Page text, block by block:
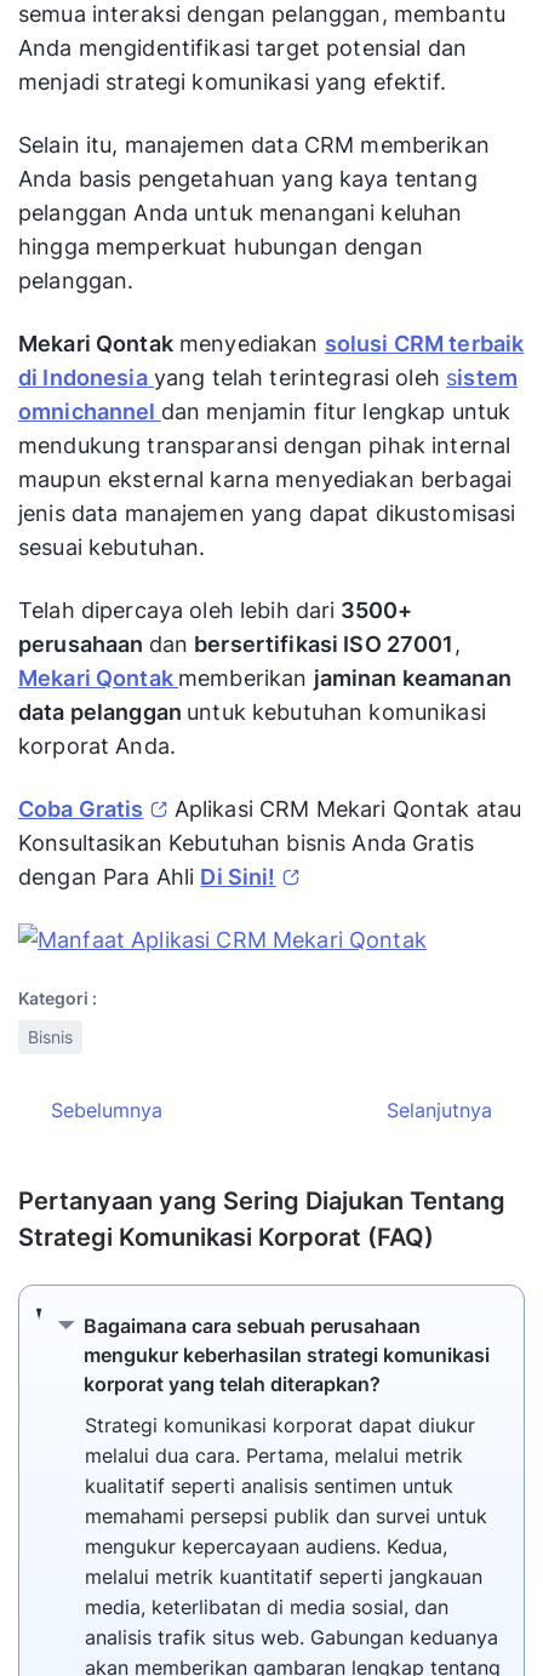
semua interaksi dengan pelanggan, membantu
Anda mengidentifikasi target potensial dan
menjadi strategi komunikasi yang efektif.
Selain itu, manajemen data CRM memberikan
Anda basis pengetahuan yang kaya tentang
pelanggan Anda untuk menangani keluhan
hingga memperkuat hubungan dengan
pelanggan.
Mekari Qontakmenyediakan solusi CRM terbaik
di Indonesia yang telah terintegrasi oleh sistem
omnichannel dan menjamin fitur lengkap untuk
mendukung transparansi dengan pihak internal
maupun eksternal karna menyediakan berbagai
jenis data manajemen yang dapat dikustomisasi
sesuai kebutuhan.
Telah dipercaya oleh lebih dari 3500+
perusahaan dan bersertifikasi ISO 27001 ,
Mekari Qontak memberikan jaminan keamanan
data pelanggan untuk kebutuhan komunikasi
korporat Anda.
Coba Gratis
Aplikasi CRM Mekari Qontak atau
Konsultasikan Kebutuhan bisnis Anda Gratis
dengan Para Ahli Di Sini!
Kategori :
Bisnis
Sebelumnya Selanjutnya
Pertanyaan yang Sering Diajukan Tentang
Strategi Komunikasi Korporat (FAQ)
Bagaimana cara sebuah perusahaan
mengukur keberhasilan strategi komunikasi
korporat yang telah diterapkan?
Bagaimana cara sebuah perusahaan
Strategi komunikasi korporat dapat diukur
melalui dua cara. Pertama, melalui metrik
kualitatif seperti analisis sentimen untuk
memahami persepsi publik dan survei untuk
mengukur kepercayaan audiens. Kedua,
melalui metrik kuantitatif seperti jangkauan
media, keterlibatan di media sosial, dan
analisis trafik situs web. Gabungan keduanya
akan memberikan gambaran lengkap tentang